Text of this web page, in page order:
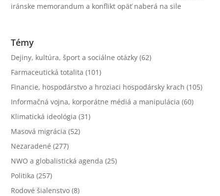
iránske memorandum a konflikt opäť naberá na sile
Témy
Dejiny, kultúra, šport a sociálne otázky (62)
Farmaceutická totalita (101)
Financie, hospodárstvo a hroziaci hospodársky krach (105)
Informačná vojna, korporátne médiá a manipulácia (60)
Klimatická ideológia (31)
Masová migrácia (52)
Nezaradené (277)
NWO a globalistická agenda (25)
Politika (257)
Rodové šialenstvo (8)